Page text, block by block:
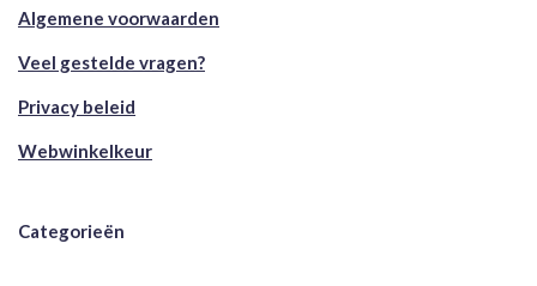
Algemene voorwaarden
Veel gestelde vragen?
Privacy beleid
Webwinkelkeur
Categorieën